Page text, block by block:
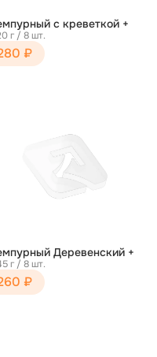
с креветкой +
г / 8 шт.
₽
Деревенский +
г / 8 шт.
₽